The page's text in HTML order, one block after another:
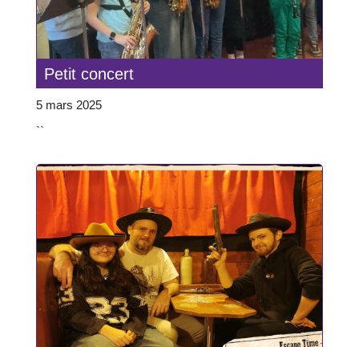
Petit concert
5 mars 2025
``